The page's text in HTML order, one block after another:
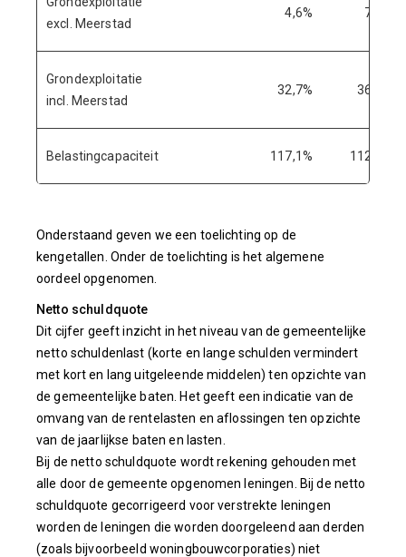
excl. Meerstad
4,6% 7,0%
Grondexploitatie
incl. Meerstad
32,7% 36,3%
Belastingcapaciteit 117,1% 112,8%
Onderstaand geven we een toelichting op de
kengetallen. Onder de toelichting is het algemene
oordeel opgenomen.
Netto schuldquote
Dit cijfer geeft inzicht in het niveau van de gemeentelijke
netto schuldenlast (korte en lange schulden vermindert
met kort en lang uitgeleende middelen) ten opzichte van
de gemeentelijke baten. Het geeft een indicatie van de
omvang van de rentelasten en aflossingen ten opzichte
van de jaarlijkse baten en lasten.
Bij de netto schuldquote wordt rekening gehouden met
alle door de gemeente opgenomen leningen. Bij de netto
schuldquote gecorrigeerd voor verstrekte leningen
worden de leningen die worden doorgeleend aan derden
(zoals bijvoorbeeld woningbouwcorporaties) niet